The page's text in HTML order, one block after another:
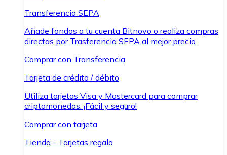
Transferencia SEPA
Añade fondos a tu cuenta Bitnovo o realiza compras
directas por Trasferencia SEPA al mejor precio.
Comprar con Transferencia
Tarjeta de crédito / débito
Utiliza tarjetas Visa y Mastercard para comprar
criptomonedas. ¡Fácil y seguro!
Comprar con tarjeta
Tienda - Tarjetas regalo